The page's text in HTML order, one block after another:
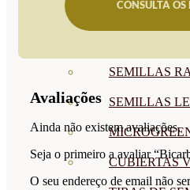
SEMILLAS
SEMILLAS
SEMILLAS
CUBIERTAS
CONSULTA OS
Avaliações
Ainda não existem avaliações.
Seja o primeiro a avaliar
O seu endereço de email não